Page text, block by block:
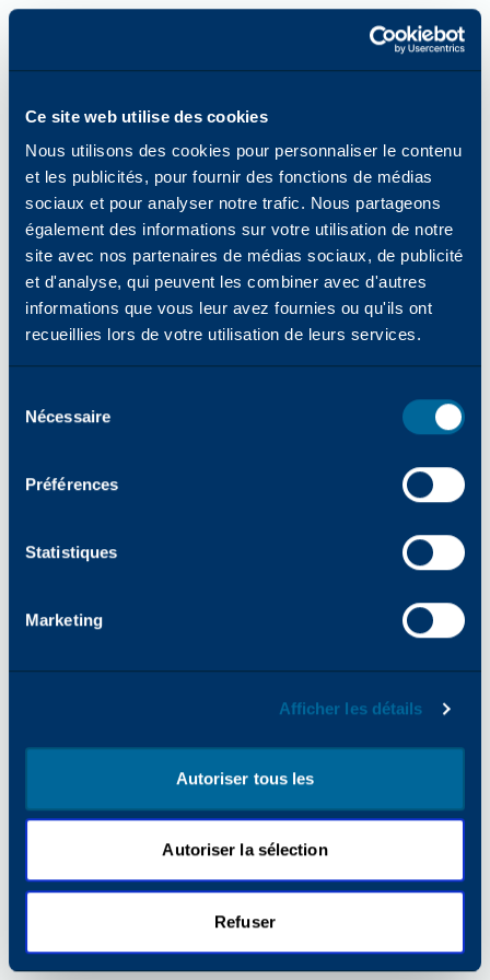
Ce site web utilise des cookies
Nous utilisons des cookies pour personnaliser le contenu
et les publicités, pour fournir des fonctions de médias
sociaux et pour analyser notre trafic. Nous partageons
également des informations sur votre utilisation de notre
site avec nos partenaires de médias sociaux, de publicité
et d'analyse, qui peuvent les combiner avec d'autres
informations que vous leur avez fournies ou qu'ils ont
recueillies lors de votre utilisation de leurs services.
desNécessaire
Préférences
Statistiques
Marketing
Afficher les détails
Autoriser tous les
Autoriser la sélection
Refuser
lors du chargement de katun.com (voir la console du navigateur